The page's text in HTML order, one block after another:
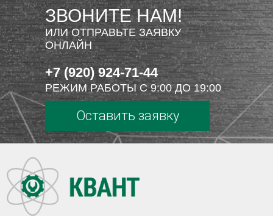
ЗВОНИТЕ НАМ!
ИЛИ ОТПРАВЬТЕ ЗАЯВКУ
ОНЛАЙН
+7 (920) 924-71-44
РЕЖИМ РАБОТЫ С 9:00 ДО 19:00
Оставить заявку